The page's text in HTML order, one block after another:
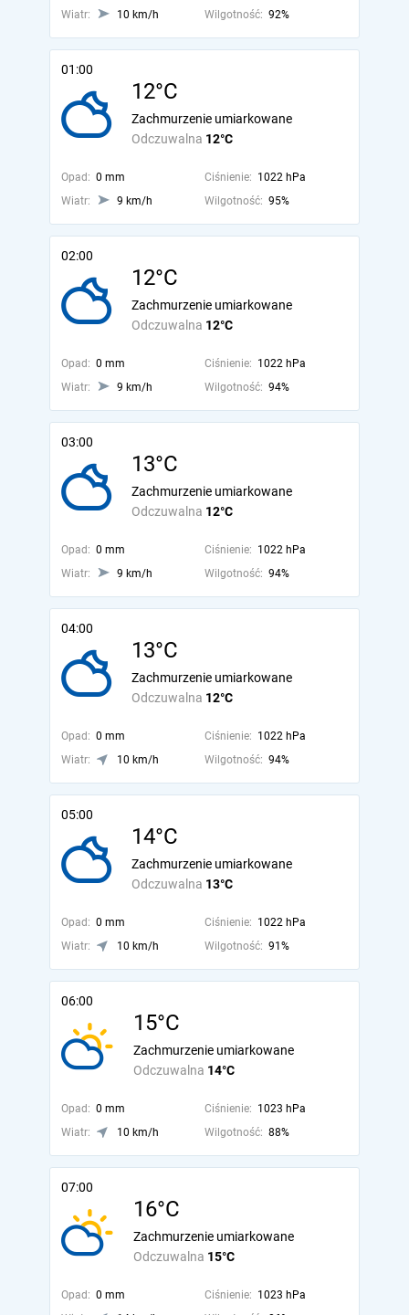
Wiatr:
10 km/h Wilgotność: 92%
01:00
12°C
Odczuwalna 12°C
Zachmurzenie umiarkowane
Opad: 0 mm Ciśnienie: 1022 hPa
Wiatr:
9 km/h Wilgotność: 95%
02:00
12°C
Odczuwalna 12°C
Zachmurzenie umiarkowane
Opad: 0 mm Ciśnienie: 1022 hPa
Wiatr:
9 km/h Wilgotność: 94%
03:00
13°C
Odczuwalna 12°C
Zachmurzenie umiarkowane
Opad: 0 mm Ciśnienie: 1022 hPa
Wiatr:
9 km/h Wilgotność: 94%
04:00
13°C
Odczuwalna 12°C
Zachmurzenie umiarkowane
Opad: 0 mm Ciśnienie: 1022 hPa
Wiatr:
10 km/h Wilgotność: 94%
05:00
14°C
Odczuwalna 13°C
Zachmurzenie umiarkowane
Opad: 0 mm Ciśnienie: 1022 hPa
Wiatr:
10 km/h Wilgotność: 91%
06:00
15°C
Odczuwalna 14°C
Zachmurzenie umiarkowane
Opad: 0 mm Ciśnienie: 1023 hPa
Wiatr:
10 km/h Wilgotność: 88%
07:00
16°C
Odczuwalna 15°C
Zachmurzenie umiarkowane
Opad: 0 mm Ciśnienie: 1023 hPa